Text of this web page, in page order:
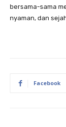
bersama-sama
nyaman, dan
Facebook